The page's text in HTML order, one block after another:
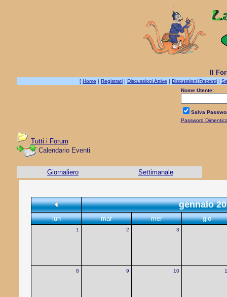
Il
[ Home | Registrati | Discussioni Attive | Discussioni Recenti |
Nome Utente:
Salva
Password
Tutti i Forum
Calendario Eventi
Giornaliero Settimanale
gennaio
lun mar mer gio
1 2 3
8 9 10